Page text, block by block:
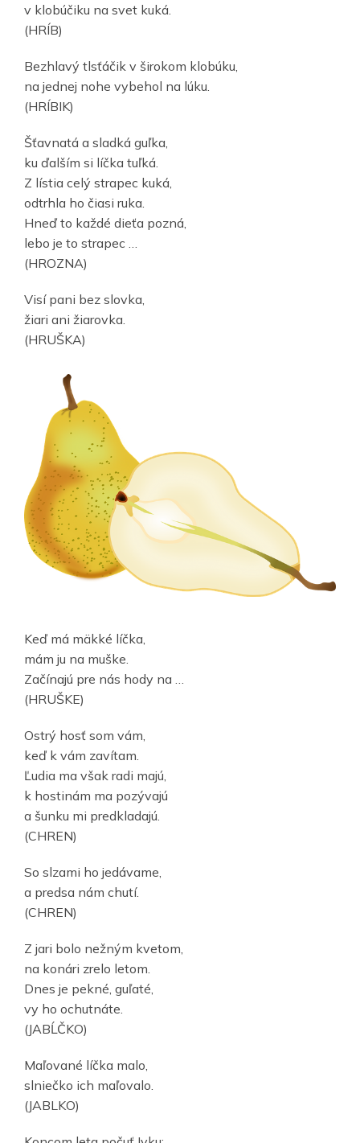
v klobúčiku na svet kuká.
(HRÍB)
Bezhlavý tlsťáčik v širokom klobúku,
na jednej nohe vybehol na lúku.
(HRÍBIK)
Šťavnatá a sladká guľka,
ku ďalším si líčka tuľká.
Z lístia celý strapec kuká,
odtrhla ho čiasi ruka.
Hneď to každé dieťa pozná,
lebo je to strapec …
(HROZNA)
Visí pani bez slovka,
žiari ani žiarovka.
(HRUŠKA)
Keď má mäkké líčka,
mám ju na muške.
Začínajú pre nás hody na …
(HRUŠKE)
Ostrý hosť som vám,
keď k vám zavítam.
Ľudia ma však radi majú,
k hostinám ma pozývajú
a šunku mi predkladajú.
(CHREN)
So slzami ho jedávame,
a predsa nám chutí.
(CHREN)
Z jari bolo nežným kvetom,
na konári zrelo letom.
Dnes je pekné, guľaté,
vy ho ochutnáte.
(JABĹČKO)
Maľované líčka malo,
slniečko ich maľovalo.
(JABLKO)